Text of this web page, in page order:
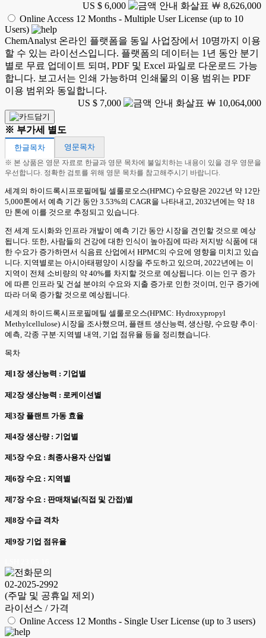
US $ 6,000
￦ 8,626,000
Online Access 12 Months - Multiple User License (up to 10
Users)
ChemAnalyst 온라인 플랫폼을 동일 사업장에서 10명까지 이용
할 수 있는 라이선스입니다. 플랫폼의 데이터는 1년 동안 분기
별로 무료 업데이트 되며, PDF 및 Excel 파일로 다운로드 가능
합니다. 보고서는 인쇄 가능하며 인쇄물의 이용 범위는 PDF
이용 범위와 동일합니다.
US $ 7,000
￦ 10,064,000
※ 부가세 별도
한글목차 영문목차
※ 본 상품은 영문 자료로 한글과 영문 목차에 불일치하는 내용이 있을 경우 영문을
우선합니다. 정확한 검토를 위해 영문 목차를 참고해주시기 바랍니다.
세계의 하이드록시프로필메틸 셀룰로오스(HPMC) 수요량은 2022년 약 12만
5,000톤에서 예측 기간 동안 3.53%의 CAGR을 나타내고, 2032년에는 약 18
만 톤에 이를 것으로 추정되고 있습니다.
전 세계 도시화와 인프라 개발이 예측 기간 동안 시장을 견인할 것으로 예상
됩니다. 또한, 사람들의 건강에 대한 인식이 높아짐에 따라 저지방 식품에 대
한 수요가 증가하면서 식음료 산업에서 HPMC의 수요에 영향을 미치고 있습
니다. 지역별로는 아시아태평양이 시장을 주도하고 있으며, 2022년에는 이
지역이 전체 소비량의 약 40%를 차지할 것으로 예상됩니다. 이는 인구 증가
에 따른 인프라 및 건설 분야의 수요와 지출 증가로 인한 것이며, 인구 증가에
따라 더욱 증가할 것으로 예상됩니다.
세계의 하이드록시프로필메틸 셀룰로오스(HPMC: Hydroxypropyl
Methylcellulose) 시장을 조사했으며, 플랜트 생산능력, 생산량, 수요량 추이·
예측, 각종 구분·지역별 내역, 기업 점유율 등을 정리했습니다.
목차
제1장 생산능력 : 기업별
제2장 생산능력 : 로케이션별
제3장 플랜트 가동 효율
제4장 생산량 : 기업별
제5장 수요 : 최종사용자 산업별
제6장 수요 : 지역별
제7장 수요 : 판매채널(직접 및 간접)별
제8장 수급 격차
제9장 기업 점유율
02-2025-2992
(주말 및 공휴일 제외)
라이선스 / 가격
Online Access 12 Months - Single User License (up to 3 users)